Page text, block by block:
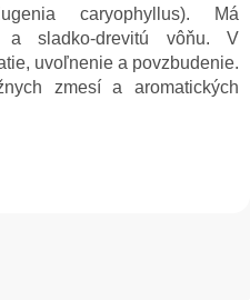
caryophyllus). Má
a sladko-drevitú vôňu. V
uvoľnenie a povzbudenie.
zmesí a aromatických